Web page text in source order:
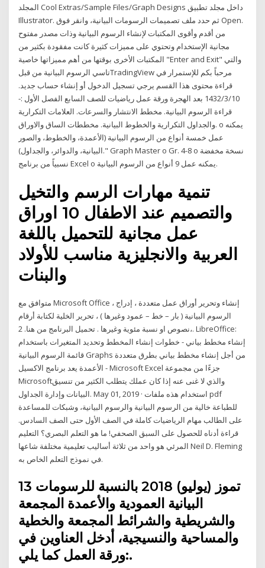
المجلد Cool Extras/Sample Files/Graph Designs داخل مجلد تطبيق
Illustrator. ثم حدد ملف تصميمات الرسومات البيانية، وانقر فوق Open.
من أقدم وأقوى المكتبات لإنشاء الرسوم البيانية وذات مصدر مفتوح
مجانية الإستخدام وتحتوي على مميزات كثيرة كانت مفقودة بكثير من
المكتبات الأخرى بوقتها من أهم مميزاتها خاصية "Enter and Exit" والتي
تاسي الرسوم البيانية من قبلTradingView مرحباً بكم للإستمرار في
قراءة محتوى هذا القسم يرجي تسجيل الدخول أو إنشاء حساب جديد.
10‏‏/3‏‏/1432 بعد الهجرة ورقة عمل رياضيات للصف السابع الفصل الأول :-
قراءة الرسوم البيانية. مخطط الانتشار والسرعات. العلامات التكرارية
والجداول التكرارية والخطوط البيانية. مخططات الساق والاوراق. o يمكنه
عمل خمسة أنواع من الرسوم البيانية (الأعمدة، والخطوط، والصور
البيانية، والدوائر، والجداول)." Graph Master o Gr. 4-8 o نسخة مخفضة
نسبياً من برنامج Excel o يمكنه عمل 9 أنواع من الرسوم البيانية.
تنمية مهارات الرسم والتخيل
والتصميم عند الاطفال 10 اوراق
عمل مجانية للتحميل باللغة
العربية والانجليزية مناسب للأولاد
والبنات
متوافق مع Microsoft Office ، إنشاء وتحرير أوراق عمل متعددة ، إدراج
الرسوم البيانية ( بار – خط – عمود وغيرها ) ، تحرير الخلية لكتابة أرقام
،نصوص او نسبة مئوية وغيرها . تحميل البرنامج من هنا. 2. LibreOffice:
إنشاء مخطط بياني - خطوات إنشاء المخطط وتحديد المتغيرات باستخدام
قائمة الرسوم البيانية Graphs من أجل إنشاء مخطط بياني بطرق متعددة
- الأعمدة يعد برنامج الاكسيل Microsoft Excel جزءًا من مجموعة
Microsoftوالذي لا غنى عنه إذا كان عملك يتطلب الكثير من تنسيق
البيانات وإدارة الجداول. May 01, 2019 · استخدام هذه ملفات pdf
للطباعة خالية من الرسوم البيانية والرسوم البيانية، وشبكات للمساعدة
على الطالب مهام الرياضيات كاملة في الصف الأول حتى الصف السادس.
قراءة أدناه للحصول على السبق الصحفي! ما هو التعلم البصري؟ التعليم
المرئي هو واحد من ثلاثة أساليب تعليمية مختلفة شاعها Neil D. Fleming
في نموذج التعلم الخاص به.
13 تموز (يوليو) 2018 بالنسبة للرسومات
البيانية العمودية والأعمدة المجمعة
والشريطية والشرائط المجمعة والخطية
والمساحية والنسيجية، أدخل العناوين في
ورقة العمل كما يلي:.